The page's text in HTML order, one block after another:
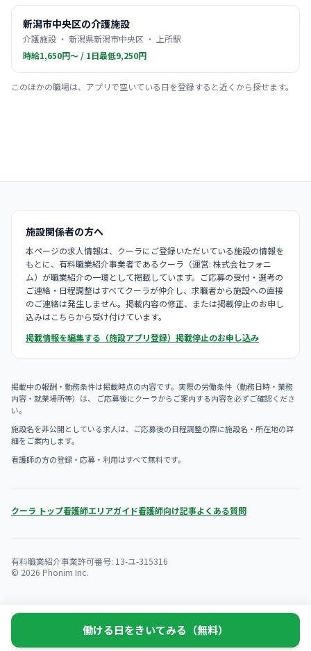
新潟市中央区の介護施設
介護施設 ・ 新潟県新潟市中央区 ・ 上所駅
時給1,650円〜 / 1日最低9,250円
このほかの職場は、アプリで空いている日を登録すると近くから探せます。
施設関係者の方へ
本ページの求人情報は、クーラにご登録いただいている施設の情報を
もとに、有料職業紹介事業者であるクーラ（運営: 株式会社フォニ
ム）が職業紹介の一環として掲載しています。ご応募の受付・選考の
ご連絡・日程調整はすべてクーラが仲介し、求職者から施設への直接
のご連絡は発生しません。掲載内容の修正、または掲載停止のお申し
込みはこちらから受け付けています。
掲載情報を編集する（施設アプリ登録） 掲載停止のお申し込み
掲載中の報酬・勤務条件は掲載時点の内容です。実際の労働条件（勤務日時・業務
内容・就業場所等）は、 ご応募後にクーラからご案内する内容を必ずご確認くださ
い。
施設名を非公開としている求人は、ご応募後の日程調整の際に施設名・所在地の詳
細をご案内します。
看護師の方の登録・応募・利用はすべて無料です。
クーラ トップ看護師エリアガイド看護師向け記事よくある質問
有料職業紹介事業許可番号: 13-ユ-315316
© 2026 Phonim Inc.
働ける日をきいてみる（無料）